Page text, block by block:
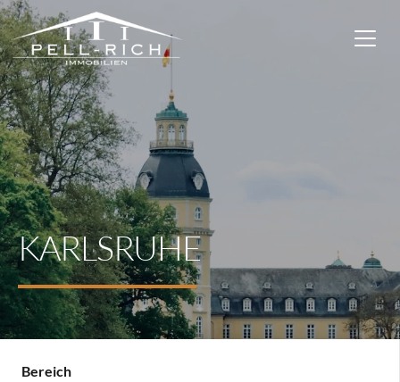
KARLSRUHE
Bereich